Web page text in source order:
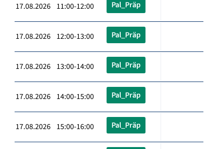
17.08.2026 11:00-12:00 Pal_Präp
17.08.2026 12:00-13:00 Pal_Präp
17.08.2026 13:00-14:00 Pal_Präp
17.08.2026 14:00-15:00 Pal_Präp
17.08.2026 15:00-16:00 Pal_Präp